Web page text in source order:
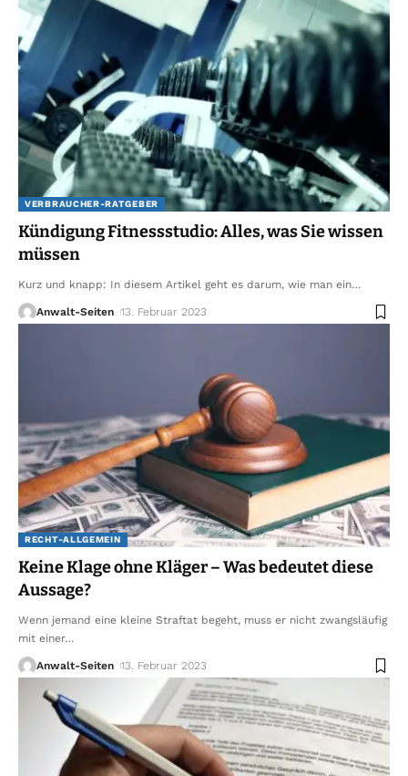
VERBRAUCHER-RATGEBER
Kündigung Fitnessstudio: Alles, was Sie wissen
müssen
Kurz und knapp: In diesem Artikel geht es darum, wie man ein…
Anwalt-Seiten 13. Februar 2023
RECHT-ALLGEMEIN
Keine Klage ohne Kläger – Was bedeutet diese
Aussage?
Wenn jemand eine kleine Straftat begeht, muss er nicht zwangsläufig
mit einer…
Anwalt-Seiten 13. Februar 2023